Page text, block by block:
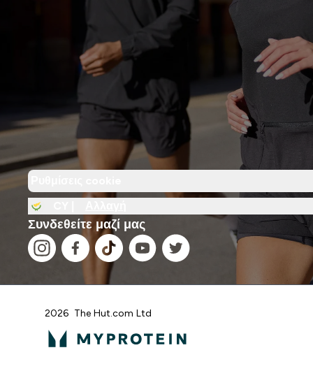
Συνδεθείτε μαζί μας
2026 The Hut.com Ltd